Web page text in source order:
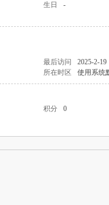
生日
-
最后访问
2025-2-19
所在时区 使用系统
积分
0